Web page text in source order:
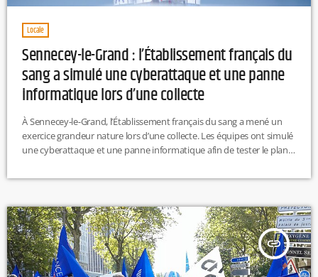
Locale
Sennecey-le-Grand : l’Établissement français du
sang a simulé une cyberattaque et une panne
informatique lors d’une collecte
À Sennecey-le-Grand, l’Établissement français du sang a mené un
exercice grandeur nature lors d’une collecte. Les équipes ont simulé
une cyberattaque et une panne informatique afin de tester le plan
particulier, 53 donneurs se sont présentés, un chiffre conforme aux
insert_link